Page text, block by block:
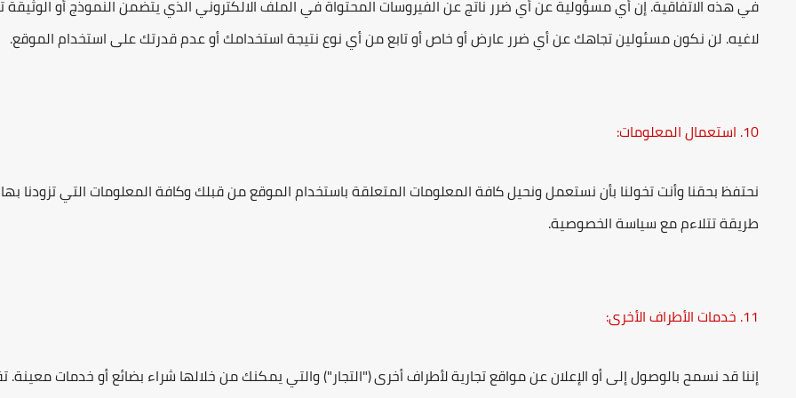
في هذه الاتفاقية. إن أي مسؤولية عن أي ضرر ناتج عن الفيروسات المحتواة في الملف الالكتروني الذي يتضمن النموذج أو الوثيقة
لاغيه. لن نكون مسئولين تجاهك عن أي ضرر عارض أو خاص أو تابع من أي نوع نتيجة استخدامك أو عدم قدرتك على استخدام الموقع.
10. استعمال المعلومات:
نحتفظ بحقنا وأنت تخولنا بأن نستعمل ونحيل كافة المعلومات المتعلقة باستخدام الموقع من قبلك وكافة المعلومات التي تزودنا
طريقة تتلاءم مع سياسة الخصوصية.
11. خدمات الأطراف الأخرى:
إننا قد نسمح بالوصول إلى أو الإعلان عن مواقع تجارية لأطراف أخرى ("التجار") والتي يمكنك من خلالها شراء بضائع أو خدمات معينة.